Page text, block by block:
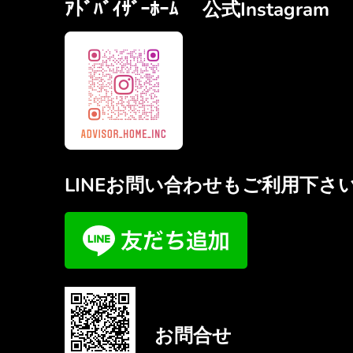
ｱﾄﾞﾊﾞｲｻﾞｰﾎｰﾑ 公式Instagram
LINEお問い合わせもご利用下さ
お問合せ